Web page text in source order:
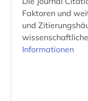
Faktoren und
und
Informationen